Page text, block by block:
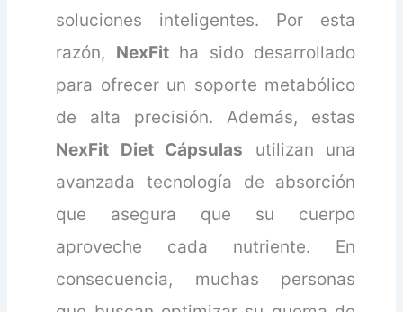
soluciones inteligentes. Por esta
razón, NexFitha sido desarrollado
para ofrecer un soporte metabólico
de alta precisión. Además, estas
NexFit Diet Cápsulas utilizan una
avanzada tecnología de absorción
que asegura que su cuerpo
aproveche cada nutriente. En
consecuencia, muchas personas